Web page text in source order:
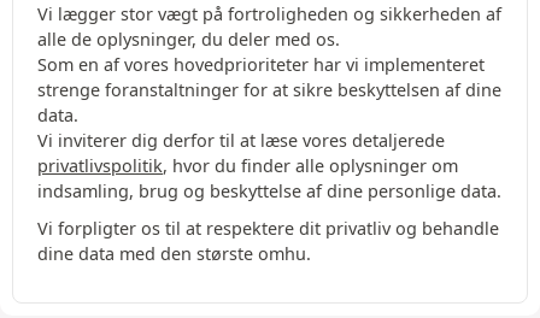
Vi lægger stor vægt på fortroligheden og sikkerheden af
alle de oplysninger, du deler med os.
Som en af vores hovedprioriteter har vi implementeret
strenge foranstaltninger for at sikre beskyttelsen af dine
data.
Vi inviterer dig derfor til at læse vores detaljerede
privatlivspolitik, hvor du finder alle oplysninger om
indsamling, brug og beskyttelse af dine personlige data.
Vi forpligter os til at respektere dit privatliv og behandle
dine data med den største omhu.